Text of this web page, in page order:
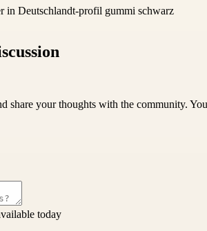
in Deutschlandt-profil gummi schwarz
share your thoughts with the community.
today